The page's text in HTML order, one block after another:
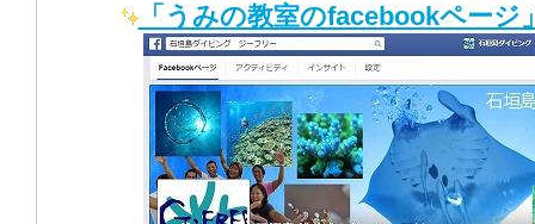
「うみの教室のfacebookページ